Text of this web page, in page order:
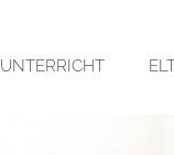
UNTERRICHT